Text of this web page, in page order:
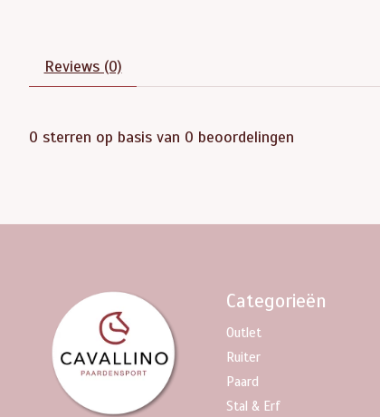
Reviews (0)
0 sterren op basis van 0 beoordelingen
Categorieën
Outlet
Ruiter
Paard
Stal & Erf